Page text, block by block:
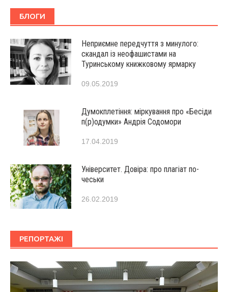
БЛОГИ
Неприємне передчуття з минулого:
скандал із неофашистами на
Туринському книжковому ярмарку
09.05.2019
Думокплетіння: міркування про «Бесіди
п(р)одумки» Андрія Содомори
17.04.2019
Університет. Довіра: про плагіат по-
чеськи
26.02.2019
РЕПОРТАЖІ